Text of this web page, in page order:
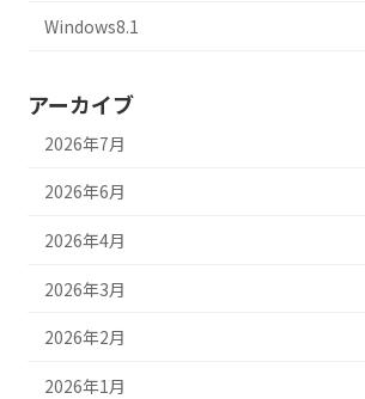
Windows8.1
アーカイブ
2026年7月
2026年6月
2026年4月
2026年3月
2026年2月
2026年1月